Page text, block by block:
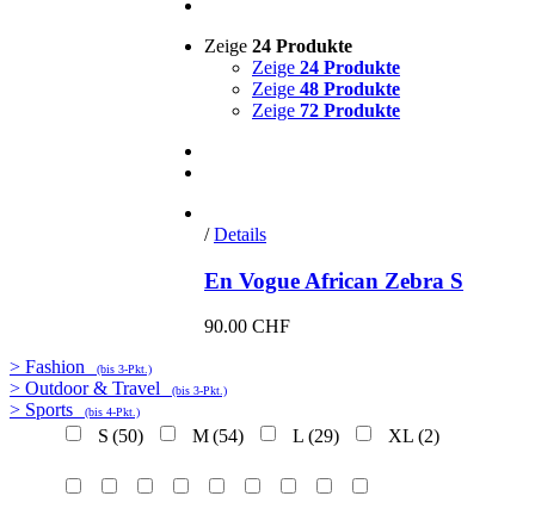
Zeige 24 Produkte
Zeige 24 Produkte
Zeige 48 Produkte
Zeige 72 Produkte
/ Details
En Vogue African Zebra S
90.00 CHF
> Fashion (bis 3-Pkt.)
> Outdoor & Travel (bis 3-Pkt.)
> Sports (bis 4-Pkt.)
S (50) M(54) L (29) XL (2)